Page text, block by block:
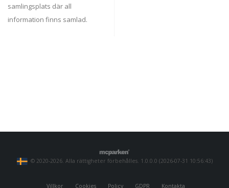
samlingsplats där all
information finns samlad.
© 2020-2026. Alla rättigheter förbehålles. 1.0.0.0 (2026-07-31 10:56:43)
Villkor Cookies Policy GDPR Kontakta